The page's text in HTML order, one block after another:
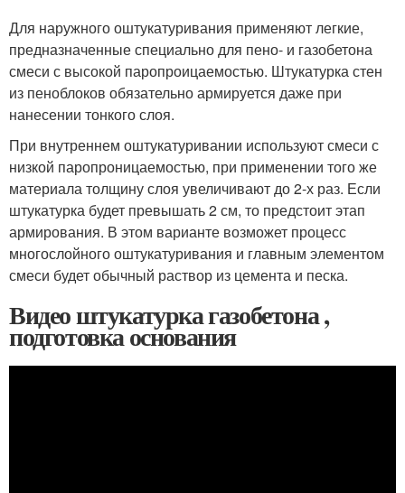
Для наружного оштукатуривания применяют легкие,
предназначенные специально для пено- и газобетона
смеси с высокой паропроицаемостью. Штукатурка стен
из пеноблоков обязательно армируется даже при
нанесении тонкого слоя.
При внутреннем оштукатуривании используют смеси с
низкой паропроницаемостью, при применении того же
материала толщину слоя увеличивают до 2-х раз. Если
штукатурка будет превышать 2 см, то предстоит этап
армирования. В этом варианте возможет процесс
многослойного оштукатуривания и главным элементом
смеси будет обычный раствор из цемента и песка.
Видео штукатурка газобетона ,
подготовка основания